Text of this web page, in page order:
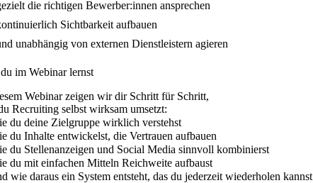
die richtigen Bewerber:innen ansprechen
Sichtbarkeit aufbauen
unabhängig von externen Dienstleistern agieren
im Webinar lernst
Webinar zeigen wir dir Schritt für Schritt,
Recruiting selbst wirksam umsetzt:
du deine Zielgruppe wirklich verstehst
du Inhalte entwickelst, die Vertrauen aufbauen
du Stellenanzeigen und Social Media sinnvoll kombinierst
du mit einfachen Mitteln Reichweite aufbaust
wie daraus ein System entsteht, das du jederzeit wiederholen kannst